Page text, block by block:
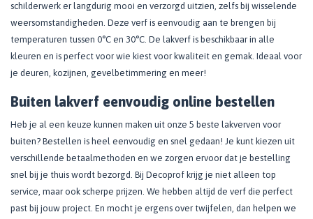
schilderwerk er langdurig mooi en verzorgd uitzien, zelfs bij wisselende
weersomstandigheden. Deze verf is eenvoudig aan te brengen bij
temperaturen tussen 0°C en 30°C. De lakverf is beschikbaar in alle
kleuren en is perfect voor wie kiest voor kwaliteit en gemak. Ideaal voor
je deuren, kozijnen, gevelbetimmering en meer!
Buiten lakverf eenvoudig online bestellen
Heb je al een keuze kunnen maken uit onze 5 beste lakverven voor
buiten? Bestellen is heel eenvoudig en snel gedaan! Je kunt kiezen uit
verschillende betaalmethoden en we zorgen ervoor dat je bestelling
snel bij je thuis wordt bezorgd. Bij Decoprof krijg je niet alleen top
service, maar ook scherpe prijzen. We hebben altijd de verf die perfect
past bij jouw project. En mocht je ergens over twijfelen, dan helpen we